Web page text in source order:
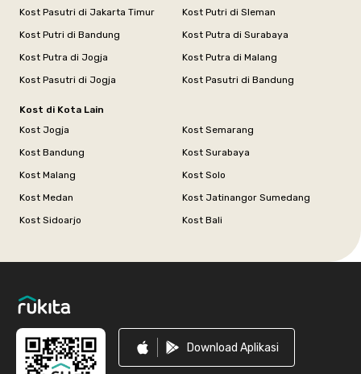
Kost Pasutri di Jakarta Timur
Kost Putri di Sleman
Kost Putri di Bandung
Kost Putra di Surabaya
Kost Putra di Jogja
Kost Putra di Malang
Kost Pasutri di Jogja
Kost Pasutri di Bandung
Kost di Kota Lain
Kost Jogja
Kost Semarang
Kost Bandung
Kost Surabaya
Kost Malang
Kost Solo
Kost Medan
Kost Jatinangor Sumedang
Kost Sidoarjo
Kost Bali
Download Aplikasi